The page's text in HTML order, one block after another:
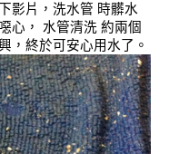
影片，洗水管 時髒水
心， 水管清洗 約兩個
，終於可安心用水了。